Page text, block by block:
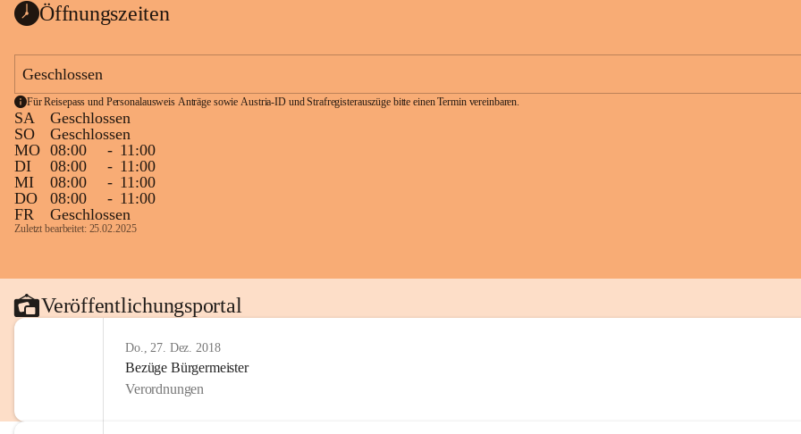
Öffnungszeiten
Geschlossen
Für Reisepass und Personalausweis Anträge sowie Austria-ID und Strafregisterauszüge bitte einen Termin vereinbaren.
SA
Geschlossen
SO
Geschlossen
MO 08:00 - 11:00
DI
08:00 - 11:00
MI
08:00 - 11:00
DO
08:00 - 11:00
FR
Geschlossen
Zuletzt bearbeitet: 25.02.2025
Veröffentlichungsportal
Do., 27. Dez. 2018
Bezüge Bürgermeister
Verordnungen